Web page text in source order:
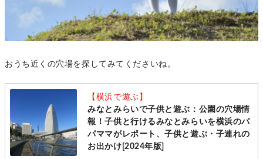
おうち近くの穴場を探してみてくださいね。
【横浜で遊ぶ】
みなとみらいで子供と遊ぶ：公園の穴場情
報！子供と行けるみなとみらいを横浜のパ
パママがレポート、子供と遊ぶ・子連れの
お出かけ[2024年版]